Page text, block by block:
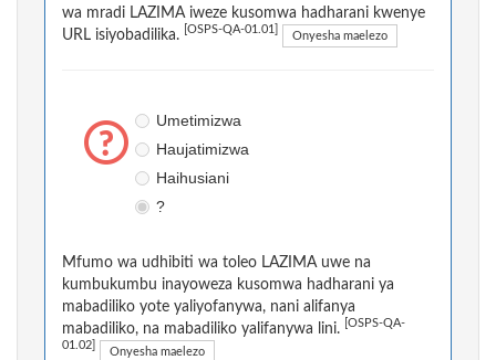
wa mradi LAZIMA iweze kusomwa hadharani kwenye
URL isiyobadilika.
[OSPS-QA-01.01] Onyesha maelezo
Umetimizwa
Haujatimizwa
Haihusiani
?
Mfumo wa udhibiti wa toleo LAZIMA uwe na
kumbukumbu inayoweza kusomwa hadharani ya
mabadiliko yote yaliyofanywa, nani alifanya
mabadiliko, na mabadiliko yalifanywa lini.
[OSPS-QA-
01.02] Onyesha maelezo